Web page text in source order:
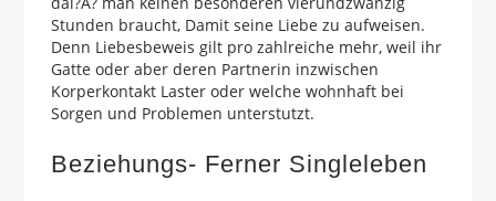
Stunden braucht, Damit seine Liebe zu aufweisen.
Denn Liebesbeweis gilt pro zahlreiche mehr, weil ihr
Gatte oder aber deren Partnerin inzwischen
Korperkontakt Laster oder welche wohnhaft bei
Sorgen und Problemen unterstutzt.
Beziehungs- Ferner Singleleben